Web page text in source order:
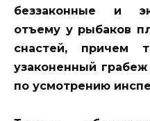
беззаконные и
отъему у рыбаков
снастей, причем
узаконенный
по усмотрению